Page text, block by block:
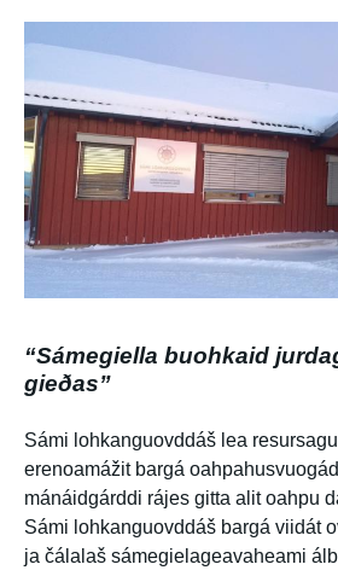
“Sámegiella buohkaid
gieðas”
Sámi lohkanguovddáš lea
erenoamážit bargá
mánáidgárddi rájes gitta alit oahpu
Sámi lohkanguovddáš bargá viidát
ja čálalaš sámegielageavaheami